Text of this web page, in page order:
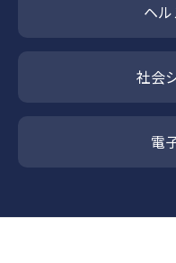
ヘ
社会
電